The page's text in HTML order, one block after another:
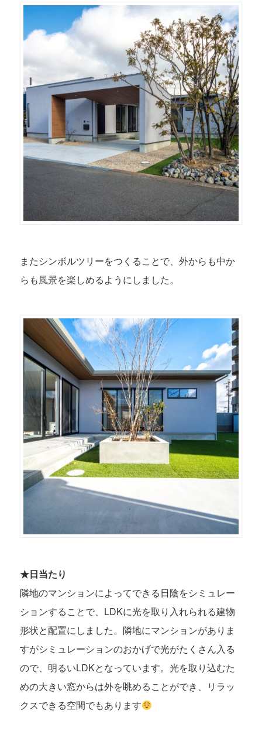
またシンボルツリーをつくることで、外からも中か
らも風景を楽しめるようにしました。
★日当たり
隣地のマンションによってできる日陰をシミュレー
ションすることで、LDKに光を取り入れられる建物
形状と配置にしました。隣地にマンションがありま
すがシミュレーションのおかげで光がたくさん入る
ので、明るいLDKとなっています。光を取り込むた
めの大きい窓からは外を眺めることができ、リラッ
クスできる空間でもあります